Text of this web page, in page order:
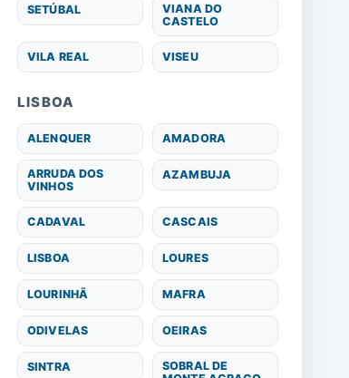
SETÚBAL
VIANA DO
CASTELO
VILA REAL VISEU
LISBOA
ALENQUER AMADORA
ARRUDA DOS
VINHOS
AZAMBUJA
CADAVAL CASCAIS
LISBOA LOURES
LOURINHÃ MAFRA
ODIVELAS OEIRAS
SINTRA
SOBRAL DE